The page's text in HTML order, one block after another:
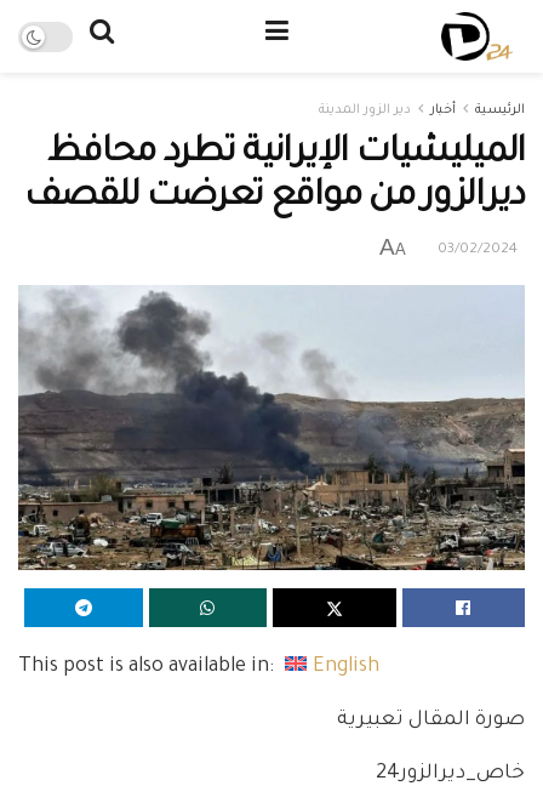
الرئيسية أخبار دير الزور المدينة
الميليشيات الإيرانية تطرد محافظ
ديرالزور من مواقع تعرضت للقصف
03/02/2024
A
A
This post is also available in: English
صورة المقال تعبيرية
خاص_ديرالزور24